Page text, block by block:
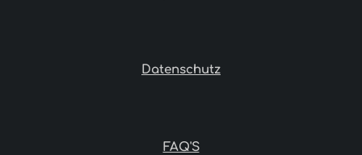
Datenschutz
FAQ'S